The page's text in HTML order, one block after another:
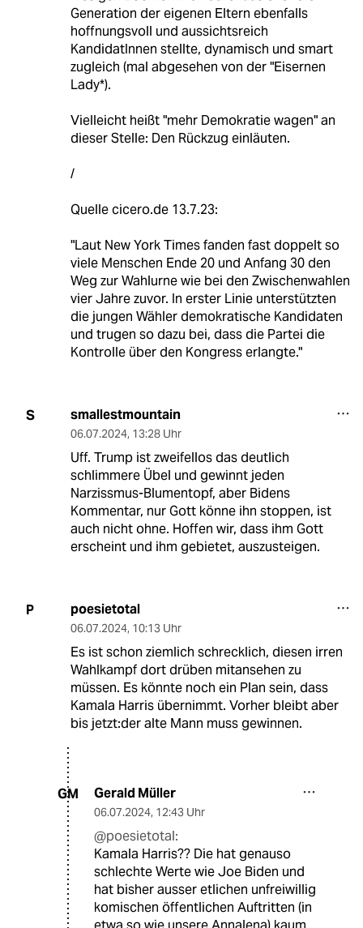
Generation der eigenen Eltern ebenfalls
hoffnungsvoll und aussichtsreich
KandidatInnen stellte, dynamisch und smart
zugleich (mal abgesehen von der "Eisernen
Lady*).
Vielleicht heißt "mehr Demokratie wagen" an
dieser Stelle: Den Rückzug einläuten.
/
Quelle cicero.de 13.7.23:
"Laut New York Times fanden fast doppelt so
viele Menschen Ende 20 und Anfang 30 den
Weg zur Wahlurne wie bei den Zwischenwahlen
vier Jahre zuvor. In erster Linie unterstützten
die jungen Wähler demokratische Kandidaten
und trugen so dazu bei, dass die Partei die
Kontrolle über den Kongress erlangte."
S smallestmountain
06.07.2024, 13:28 Uhr
Uff. Trump ist zweifellos das deutlich
schlimmere Übel und gewinnt jeden
Narzissmus-Blumentopf, aber Bidens
Kommentar, nur Gott könne ihn stoppen, ist
auch nicht ohne. Hoffen wir, dass ihm Gott
erscheint und ihm gebietet, auszusteigen.
P poesietotal
06.07.2024, 10:13 Uhr
Es ist schon ziemlich schrecklich, diesen irren
Wahlkampf dort drüben mitansehen zu
müssen. Es könnte noch ein Plan sein, dass
Kamala Harris übernimmt. Vorher bleibt aber
bis jetzt:der alte Mann muss gewinnen.
GM Gerald Müller
06.07.2024, 12:43 Uhr
@poesietotal:
Kamala Harris?? Die hat genauso
schlechte Werte wie Joe Biden und
hat bisher ausser etlichen unfreiwillig
komischen öffentlichen Auftritten (in